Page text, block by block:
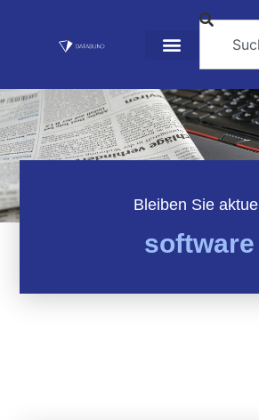
Bleiben Sie aktuell
software